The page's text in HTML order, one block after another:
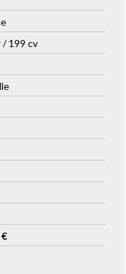
/ 199 cv